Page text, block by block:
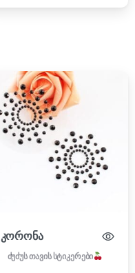
კორონა
ძუძუს თავის სტიკერები